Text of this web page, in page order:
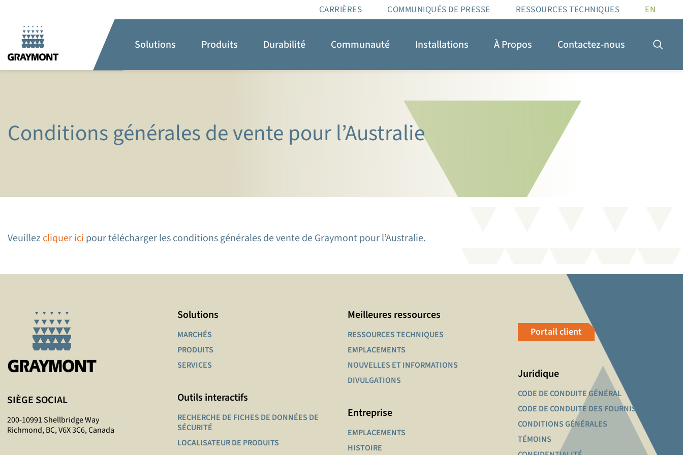
CARRIÈRES COMMUNIQUÉS DE PRESSE RESSOURCES TECHNIQUES EN
Solutions Produits Durabilité Communauté Installations À Propos Contactez-nous
Conditions générales de vente pour l’Australie
Veuillez cliquer ici pour télécharger les conditions générales de vente de Graymont pour l’Australie.
SIÈGE SOCIAL
200-10991 Shellbridge Way
Richmond, BC, V6X 3C6, Canada
Solutions
MARCHÉS
PRODUITS
SERVICES
Outils interactifs
RECHERCHE DE FICHES DE DONNÉES DE
SÉCURITÉ
LOCALISATEUR DE PRODUITS
Meilleures ressources
RESSOURCES TECHNIQUES
EMPLACEMENTS
NOUVELLES ET INFORMATIONS
DIVULGATIONS
Entreprise
EMPLACEMENTS
HISTOIRE
Portail client
Juridique
CODE DE CONDUITE GÉNÉRAL
CODE DE CONDUITE DES FOURNISSEURS
CONDITIONS GÉNÉRALES
TÉMOINS